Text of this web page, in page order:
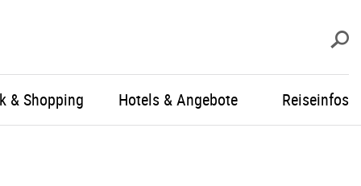
& Shopping Hotels & Angebote Reiseinfos